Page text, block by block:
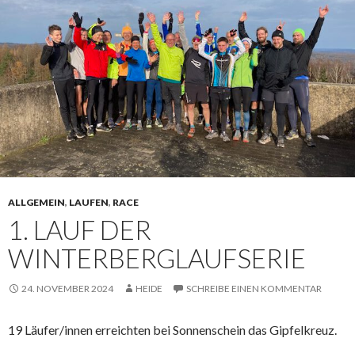
ALLGEMEIN, LAUFEN, RACE
1. LAUF DER
WINTERBERGLAUFSERIE
24. NOVEMBER 2024 HEIDE SCHREIBE EINEN KOMMENTAR
19 Läufer/innen erreichten bei Sonnenschein das Gipfelkreuz.